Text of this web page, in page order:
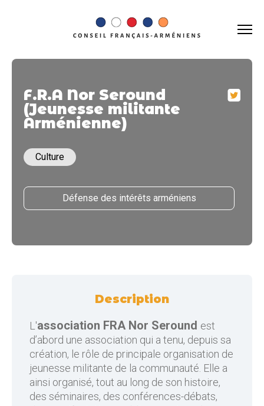
F.R.A Nor Seround
(Jeunesse militante
Arménienne)
Culture
Défense des intérêts arméniens
Description
L'association FRA Nor Seround est
d’abord une association qui a tenu, depuis sa
création, le rôle de principale organisation de
jeunesse militante de la communauté. Elle a
ainsi organisé, tout au long de son histoire,
des séminaires, des conférences-débats,